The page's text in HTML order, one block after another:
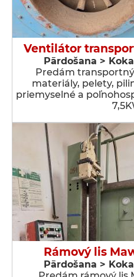
Ventilátor
Pārdošana >
Predám
materiály, pelety,
priemyselné a
Rámový lis
Pārdošana >